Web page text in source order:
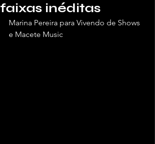
faixas inéditas
Marina Pereira para Vivendo de Shows
e Macete Music